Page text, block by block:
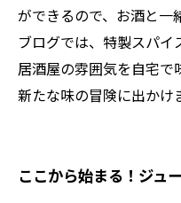
ができるので、お酒と一
ブログでは、特製スパイ
居酒屋の雰囲気を自宅で
新たな味の冒険に出かけ
ここから始まる！ジュ